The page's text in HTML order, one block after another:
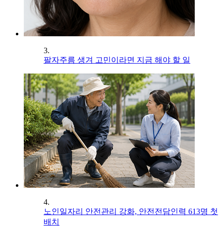
3.
팔자주름 생겨 고민이라면 지금 해야 할 일
4.
노인일자리 안전관리 강화, 안전전담인력 613명 첫
배치